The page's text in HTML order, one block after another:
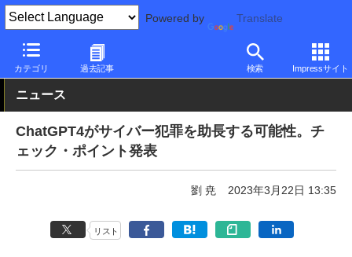
Powered by Translate
カテゴリ 過去記事 検索 Impressサイト
PC Watch 市場 AI
ニュース
ChatGPT4がサイバー犯罪を助長する可能性。チ
ェック・ポイント発表
劉 尭 2023年3月22日 13:35
リスト